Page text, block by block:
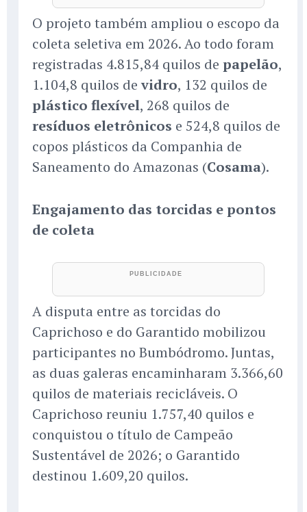
O projeto também ampliou o escopo da
coleta seletiva em 2026. Ao todo foram
registradas 4.815,84 quilos de papelão,
1.104,8 quilos devidro, 132 quilos de
plástico flexível, 268 quilos de
resíduos eletrônicos e 524,8 quilos de
copos plásticos da Companhia de
Saneamento do Amazonas (Cosama).
Engajamento das torcidas e pontos
de coleta
A disputa entre as torcidas do
Caprichoso e do Garantido mobilizou
participantes no Bumbódromo. Juntas,
as duas galeras encaminharam 3.366,60
quilos de materiais recicláveis. O
Caprichoso reuniu 1.757,40 quilos e
conquistou o título de Campeão
Sustentável de 2026; o Garantido
destinou 1.609,20 quilos.